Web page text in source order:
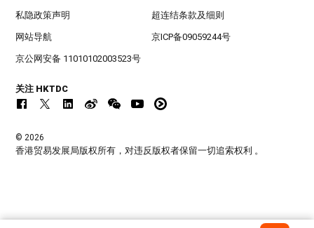
私隐政策声明 超连结条款及细则
网站导航 京ICP备09059244号
京公网安备 11010102003523号
关注 HKTDC
© 2026
香港贸易发展局版权所有，对违反版权者保留一切追索权利 。